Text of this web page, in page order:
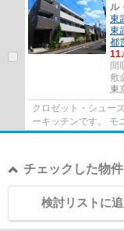
ル
東
東
都
間
敷
東
クロゼット・シュー
ーキッチンです。 モ
チェックした物
検討リストに